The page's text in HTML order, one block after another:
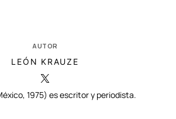
AUTOR
LEÓN KRAUZE
1975) es escritor y periodista.